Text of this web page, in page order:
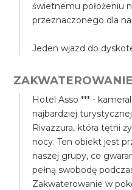
świetnemu położeniu
przeznaczonego dla
Jeden wjazd do
ZAKWATEROWANIE
Hotel Asso *** -
najbardziej
Rivazzura, która tętni
nocy. Ten obiekt jest
naszej grupy, co
pełną swobodę
Zakwaterowanie w